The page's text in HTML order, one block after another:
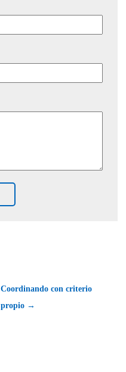
Coordinando con criterio
propio →